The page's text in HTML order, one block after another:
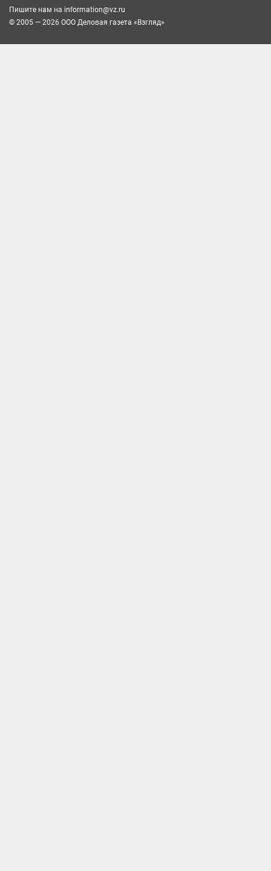
Пишите нам на information@vz.ru
© 2005 — 2026 ООО Деловая газета «Взгляд»